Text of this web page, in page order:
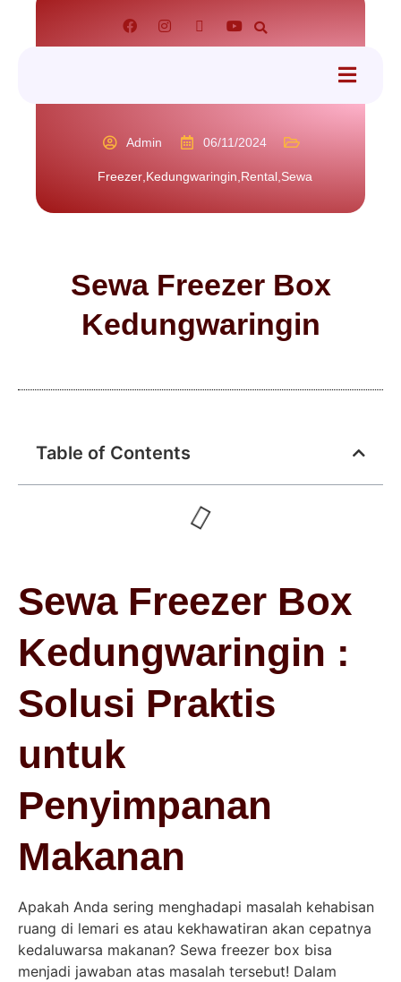
Admin 06/11/2024
Freezer,Kedungwaringin,Rental,Sewa
Sewa Freezer Box
Kedungwaringin
Table of Contents
Sewa Freezer Box
Kedungwaringin :
Solusi Praktis
untuk
Penyimpanan
Makanan
Apakah Anda sering menghadapi masalah kehabisan
ruang di lemari es atau kekhawatiran akan cepatnya
kedaluwarsa makanan? Sewa freezer box bisa
menjadi jawaban atas masalah tersebut! Dalam